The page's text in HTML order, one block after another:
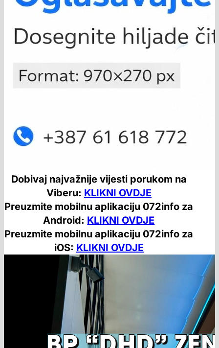
Dobivaj najvažnije vijesti porukom na
Viberu: KLIKNI OVDJE
Preuzmite mobilnu aplikaciju 072info za
Android: KLIKNI OVDJE
Preuzmite mobilnu aplikaciju 072info za
iOS: KLIKNI OVDJE